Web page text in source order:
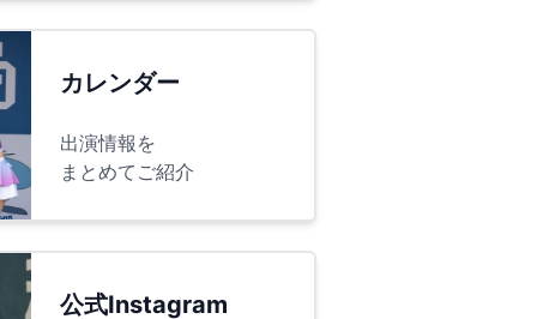
カレンダー
出演情報を
まとめてご紹介
公式Instagram